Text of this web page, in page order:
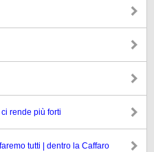
rende più forti
tutti | dentro la Caffaro